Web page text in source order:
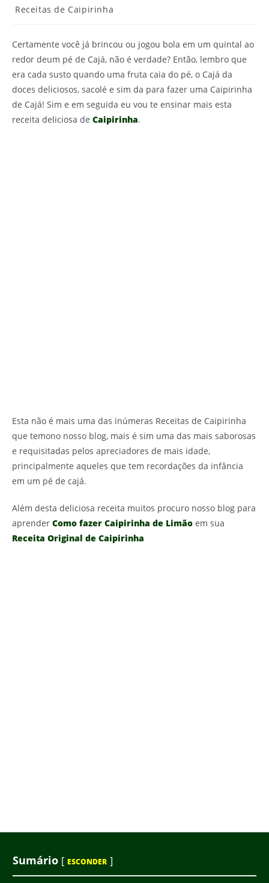
post:
Receitas de Caipirinha
Certamente você já brincou ou jogou bola em um quintal ao
redor deum pé de Cajá, não é verdade? Então, lembro que
era cada susto quando uma fruta caia do pé, o Cajá da
doces deliciosos, sacolé e sim da para fazer uma Caipirinha
de Cajá! Sim e em seguida eu vou te ensinar mais esta
receita deliciosa de Caipirinha.
Esta não é mais uma das inúmeras Receitas de Caipirinha
que temono nosso blog, mais é sim uma das mais saborosas
e requisitadas pelos apreciadores de mais idade,
principalmente aqueles que tem recordações da infância
em um pé de cajá.
Além desta deliciosa receita muitos procuro nosso blog para
aprender Como fazer Caipirinha de Limão em sua
Receita Original de Caipirinha
Sumário [ ESCONDER ]